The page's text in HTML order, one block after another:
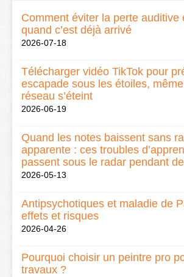
Comment éviter la perte auditive
quand c’est déjà arrivé
2026-07-18
Télécharger vidéo TikTok pour
escapade sous les étoiles,
réseau s’éteint
2026-06-19
Quand les notes baissent sans
apparente : ces troubles
passent sous le radar pendant
2026-05-13
Antipsychotiques et maladie de
effets et risques
2026-04-26
Pourquoi choisir un peintre pro
travaux ?